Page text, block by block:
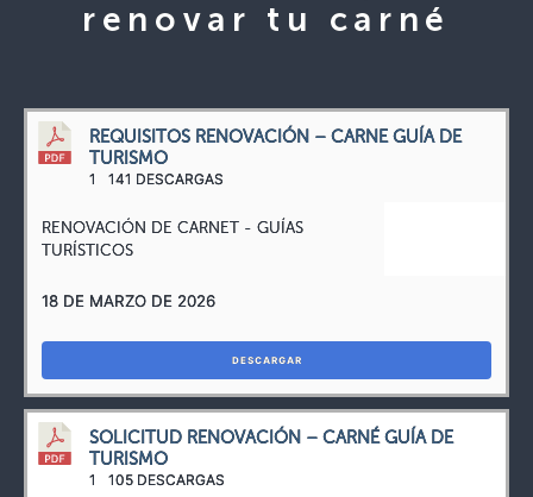
renovar tu carné
REQUISITOS RENOVACIÓN – CARNE GUÍA DE
TURISMO
1 141 DESCARGAS
RENOVACIÓN DE CARNET - GUÍAS
TURÍSTICOS
18 DE MARZO DE 2026
DESCARGAR
SOLICITUD RENOVACIÓN – CARNÉ GUÍA DE
TURISMO
1 105 DESCARGAS